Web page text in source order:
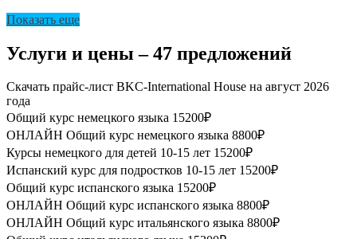
Показать еще
Услуги и цены – 47 предложений
Скачать прайс-лист BKC-International House на август 2026
года
Общий курс немецкого языка 15200₽
ОНЛАЙН Общий курс немецкого языка 8800₽
Курсы немецкого для детей 10-15 лет 15200₽
Испанский курс для подростков 10-15 лет 15200₽
Общий курс испанского языка 15200₽
ОНЛАЙН Общий курс испанского языка 8800₽
ОНЛАЙН Общий курс итальянского языка 8800₽